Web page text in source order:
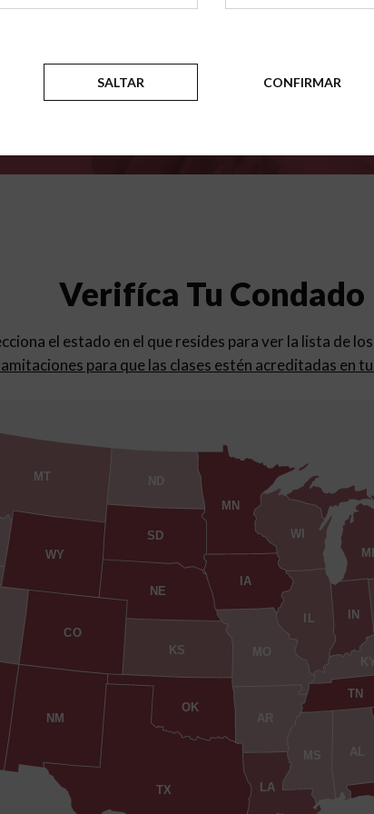
Verifíca Tu Condado
el estado en el que resides para ver la lista de
para que las clases estén acreditadas en
AL
AR
CO
IN
IA
KS
LA
MI
MN
MS
MO
MT
NE
NM
ND
OK
SD
TN
TX
WI
WY
SALTAR CONFIRMAR